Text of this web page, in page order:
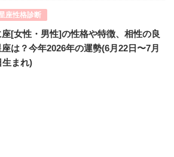
座性格診断
[女性・男性]の性格や特徴、相性の良
座は？今年2026年の運勢(6月22日〜7月
生まれ)